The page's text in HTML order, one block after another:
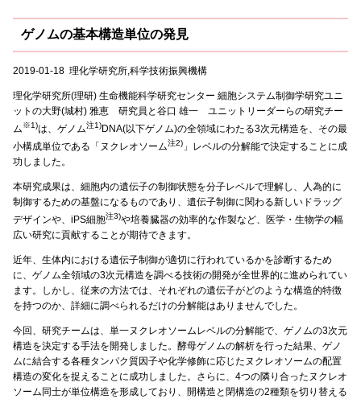
ゲノムの基本構造単位の発見
2019-01-18 理化学研究所,科学技術振興機構
理化学研究所(理研) 生命機能科学研究センター 細胞システム制御学研究ユニ
ットの大野(城村) 雅恵 研究員と谷口 雄一 ユニットリーダーらの研究チー
ム※1)は、ゲノム注1)DNA(以下ゲノム)の全領域にわたる3次元構造を、その最
小構成単位である「ヌクレオソーム注2) 」レベルの分解能で決定することに成
功しました。
本研究成果は、細胞内の遺伝子の制御状態を分子レベルで理解し、人為的に
制御するための基盤になるものであり、遺伝子制御に関わる新しいドラッグ
デザインや、iPS細胞注3)や培養臓器の効率的な作製など、医学・生物学の幅
広い研究に貢献することが期待できます。
近年、生体内における遺伝子制御が適切に行われているかを診断するため
に、ゲノム全領域の3次元構造を調べる技術の開発が全世界的に進められてい
ます。しかし、従来の方法では、それぞれの遺伝子がどのような構造的特徴
を持つのか、詳細に調べられるだけの分解能はありませんでした。
今回、研究チームは、単一ヌクレオソームレベルの分解能で、ゲノムの3次元
構造を決定する手法を開発しました。酵母ゲノムの解析を行った結果、ゲノ
ムに結合する各種タンパク質因子や化学修飾に応じたヌクレオソームの配置
構造の変化を捉えることに成功しました。さらに、4つの隣り合ったヌクレオ
ソーム同士が単位構造を形成しており、開構造と閉構造の2種類を切り替える